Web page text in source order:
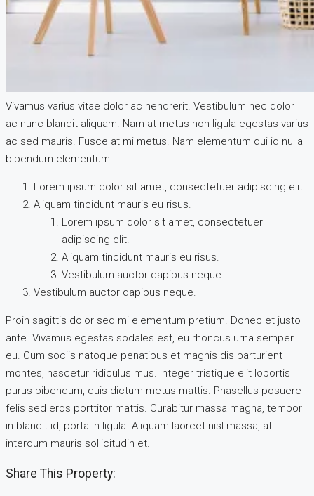
Vivamus varius vitae dolor ac hendrerit. Vestibulum nec dolor
ac nunc blandit aliquam. Nam at metus non ligula egestas varius
ac sed mauris. Fusce at mi metus. Nam elementum dui id nulla
bibendum elementum.
Lorem ipsum dolor sit amet, consectetuer adipiscing elit.
Aliquam tincidunt mauris eu risus.
Lorem ipsum dolor sit amet, consectetuer
adipiscing elit.
Aliquam tincidunt mauris eu risus.
Vestibulum auctor dapibus neque.
Vestibulum auctor dapibus neque.
Proin sagittis dolor sed mi elementum pretium. Donec et justo
ante. Vivamus egestas sodales est, eu rhoncus urna semper
eu. Cum sociis natoque penatibus et magnis dis parturient
montes, nascetur ridiculus mus. Integer tristique elit lobortis
purus bibendum, quis dictum metus mattis. Phasellus posuere
felis sed eros porttitor mattis. Curabitur massa magna, tempor
in blandit id, porta in ligula. Aliquam laoreet nisl massa, at
interdum mauris sollicitudin et.
Share This Property: